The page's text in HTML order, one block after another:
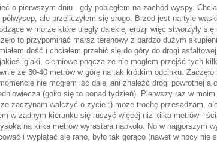
o pierwszym dniu - gdy pobiegłem na zachód wyspy.
ale przeliczyłem się srogo. Brzed jest na tyle
w morze które uległy dalekiej erozji więc stworzyły się
to przypominać marsz terenowy z bardzo dużym
dość i chciałem przebić się do góry do drogi
iglaki, cierniowe pnącza że nie mogłem przejść tych
ze 30-40 metrów w górę na tak krótkim odcinku. Zaczęło
nie mogłem iść dalej ani znaleźć drogi powrotnej a
(goiło się to ponad tydzień). Pierwszy raz w moim
zaczynam walczyć o życie :) może trochę przesadzam,
w żadnym kierunku się ruszyć więcej niż kilka metrów -
na kilka metrów wyrastała naokoło. No w najgorszym
i wyplątać się rano, było tak gorąco (nawet w nocy nie